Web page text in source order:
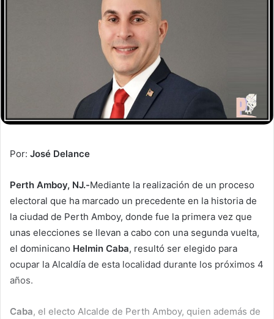
Por: José Delance
Perth Amboy, NJ.-Mediante la realización de un proceso
electoral que ha marcado un precedente en la historia de
la ciudad de Perth Amboy, donde fue la primera vez que
unas elecciones se llevan a cabo con una segunda vuelta,
el dominicano Helmin Caba, resultó ser elegido para
ocupar la Alcaldía de esta localidad durante los próximos 4
años.
Caba, el electo Alcalde de Perth Amboy, quien además de